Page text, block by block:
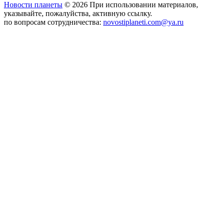
Новости планеты © 2026 При использовании материалов,
указывайте, пожалуйства, активную ссылку.
по вопросам сотрудничества: novostiplaneti.com@ya.ru